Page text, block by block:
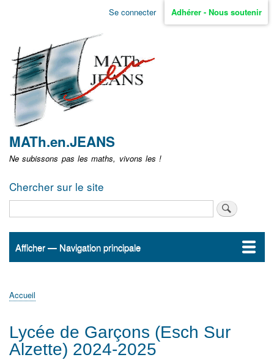
Aller
non
identifié
Se connecter Adhérer - Nous soutenir
MATh.en.JEANS
Ne subissons pas les maths, vivons les !
Chercher sur le site
Navigation
Afficher — Navigation principale
Accueil
ActualitésMATh.en.JEANS ?
Régions et Ateliers
Créer, gérer un atelier
Sujets/Publications
Congrès
d'Ariane
Accueil
Lycée de Garçons (Esch Sur
Alzette) 2024-2025